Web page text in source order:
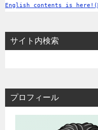
English contents is
サイト内検索
プロフィール